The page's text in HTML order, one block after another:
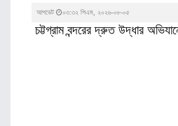
আপডেট ০৩:৩২ পিএম, ২০২৬-০৮-০৫
চট্টগ্রাম বন্দরের দ্রুত উদ্ধার